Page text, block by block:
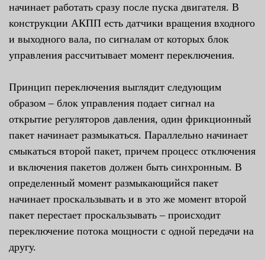
начинает работать сразу после пуска двигателя. В
конструкции АКПП есть датчики вращения входного
и выходного вала, по сигналам от которых блок
управления рассчитывает момент переключения.
Принцип переключения выглядит следующим
образом – блок управления подает сигнал на
открытие регуляторов давления, один фрикционный
пакет начинает размыкаться. Параллельно начинает
смыкаться второй пакет, причем процесс отключения
и включения пакетов должен быть синхронным. В
определенный момент размыкающийся пакет
начинает проскальзывать и в это же момент второй
пакет перестает проскальзывать – происходит
переключение потока мощности с одной передачи на
другу.